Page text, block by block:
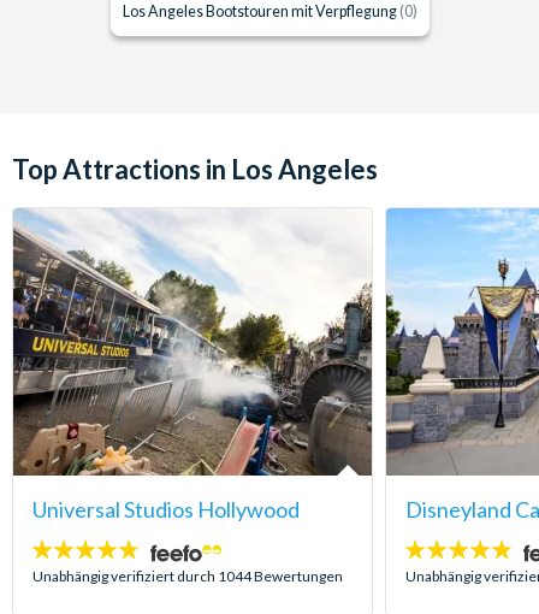
Los Angeles Bootstouren mit Verpflegung (0)
Top Attractions in Los Angeles
Universal Studios Hollywood
4.7
Sterne:
Unabhängig verifiziert durch 1044 Bewertungen
Disneyland
4.8
Sterne:
Unabhängig